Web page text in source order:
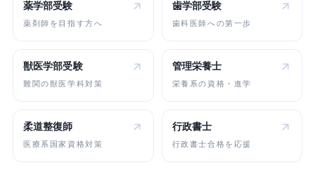
薬学部受験
薬剤師を目指す方へ
歯学部受験
歯科医師への第一歩
獣医学部受験
難関の獣医学科対策
管理栄養士
栄養系の資格・進学
柔道整復師
医療系国家資格対策
行政書士
行政書士合格を応援